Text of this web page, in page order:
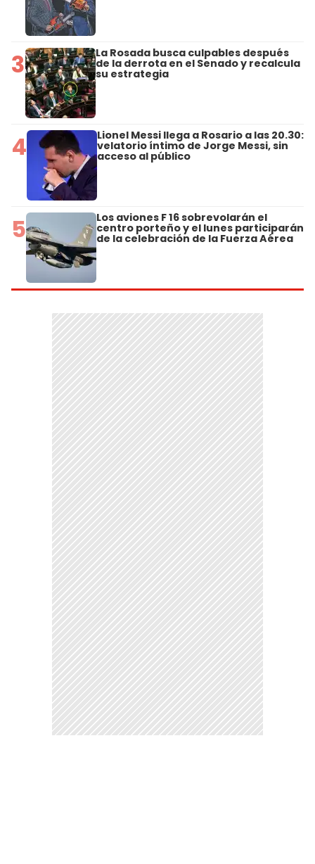
3 La Rosada busca culpables después
de la derrota en el Senado y recalcula
su estrategia
4 Lionel Messi llega a Rosario a las 20.30:
velatorio íntimo de Jorge Messi, sin
acceso al público
5 Los aviones F 16 sobrevolarán el
centro porteño y el lunes participarán
de la celebración de la Fuerza Aérea